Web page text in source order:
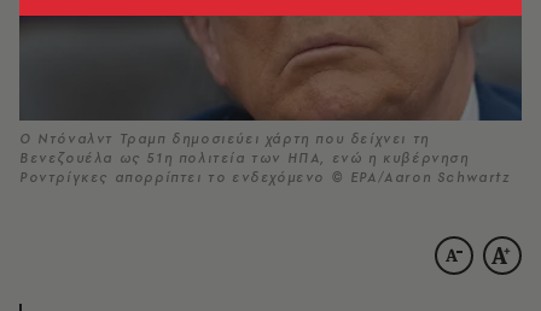
Ο Ντόναλντ Τραμπ δημοσιεύει χάρτη που δείχνει τη
Βενεζουέλα ως 51η πολιτεία των ΗΠΑ, ενώ η κυβέρνηση
Ροντρίγκες απορρίπτει το ενδεχόμενο © EPA/Aaron Schwartz